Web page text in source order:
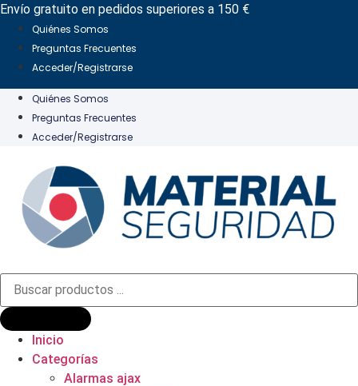
Ir
contenido
Envío gratuito en pedidos superiores a 150 €
Quiénes Somos
Preguntas Frecuentes
Acceder/Registrarse
Quiénes Somos
Preguntas Frecuentes
Acceder/Registrarse
Búsqueda
productos
Inicio
Categorías
Alarmas ajax